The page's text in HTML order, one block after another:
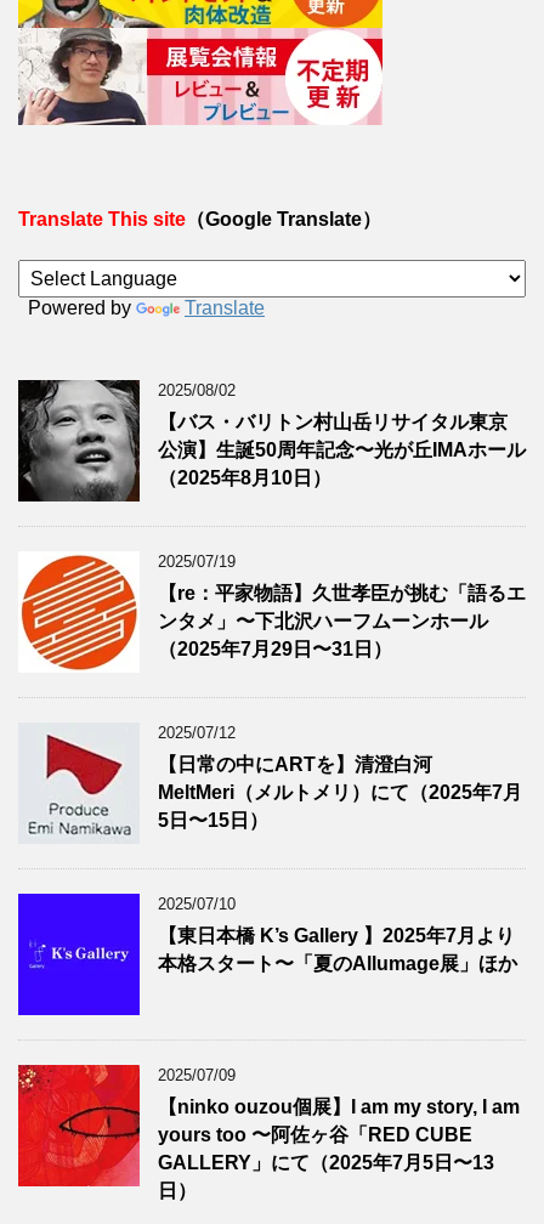
Translate This site （Google Translate）
Powered by Translate
2025/08/02
【バス・バリトン村山岳リサイタル東京
公演】生誕50周年記念〜光が丘IMAホール
（2025年8月10日）
2025/07/19
【re：平家物語】久世孝臣が挑む「語るエ
ンタメ」〜下北沢ハーフムーンホール
（2025年7月29日〜31日）
2025/07/12
【日常の中にARTを】清澄白河
MeltMeri（メルトメリ）にて（2025年7月
5日〜15日）
2025/07/10
【東日本橋 K’s Gallery 】2025年7月より
本格スタート〜「夏のAllumage展」ほか
2025/07/09
【ninko ouzou個展】I am my story, I am
yours too 〜阿佐ヶ谷「RED CUBE
GALLERY」にて（2025年7月5日〜13
日）